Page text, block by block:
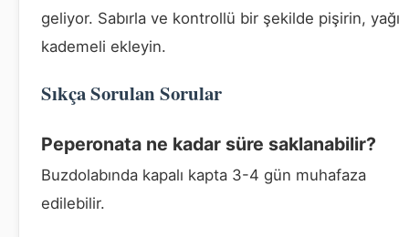
geliyor. Sabırla ve kontrollü bir şekilde pişirin, yağı
kademeli ekleyin.
Sıkça Sorulan Sorular
Peperonata ne kadar süre saklanabilir?
Buzdolabında kapalı kapta 3-4 gün muhafaza
edilebilir.